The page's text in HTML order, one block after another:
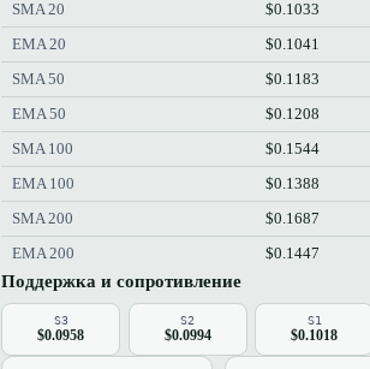
SMA 20 $0.1033
EMA 20 $0.1041
SMA 50 $0.1183
EMA 50 $0.1208
SMA 100 $0.1544
EMA 100 $0.1388
SMA 200 $0.1687
EMA 200 $0.1447
Поддержка и сопротивление
S3
$0.0958
S2
$0.0994
S1
$0.1018